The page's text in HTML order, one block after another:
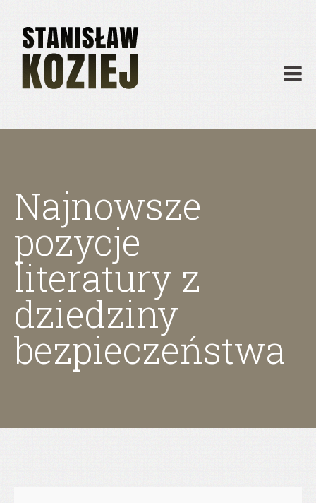
Publikacje
Działalność
Materiały dydaktyczne
Najnowsze
pozycje
literatury z
dziedziny
bezpieczeństwa